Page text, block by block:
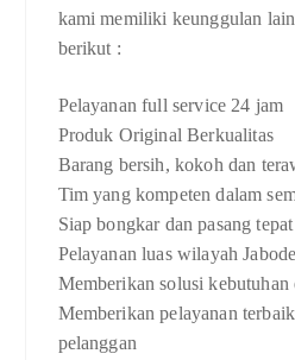
kami memiliki keunggulan
berikut :
Pelayanan full service 24 jam
Produk Original Berkualitas
Barang bersih, kokoh dan
Tim yang kompeten dalam
Siap bongkar dan pasang
Pelayanan luas wilayah
Memberikan solusi kebutuhan
Memberikan pelayanan
pelanggan